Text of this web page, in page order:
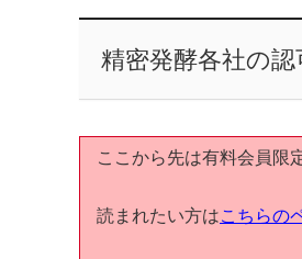
精密発酵各社の
ここから先は有料会員限
読まれたい方はこちらの